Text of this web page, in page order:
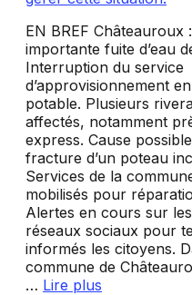
EN BREF Châteauroux :
importante fuite d’eau
Interruption du service
d’approvisionnement
potable. Plusieurs
affectés, notamment
express. Cause
fracture d’un poteau
Services de la
mobilisés pour
Alertes en cours sur les
réseaux sociaux pour
informés les citoyens.
commune de
… Lire plus